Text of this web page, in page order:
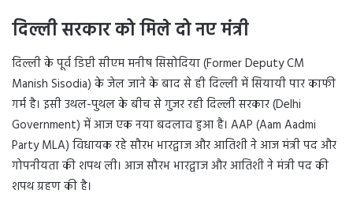
दिल्ली सरकार को मिले दो नए मंत्री
दिल्ली के पूर्व डिप्टी सीएम मनीष सिसोदिया (Former Deputy CM
Manish Sisodia) के जेल जाने के बाद से ही दिल्ली में सियायी पार काफी
गर्म है। इसी उथल-पुथल के बीच से गुजर रही दिल्ली सरकार (Delhi
Government) में आज एक नया बदलाव हुआ है। AAP (Aam Aadmi
Party MLA) विधायक रहे सौरभ भारद्वाज और आतिशी ने आज मंत्री पद और
गोपनीयता की शपथ ली। आज सौरभ भारद्वाज और आतिशी ने मंत्री पद की
शपथ ग्रहण की है।